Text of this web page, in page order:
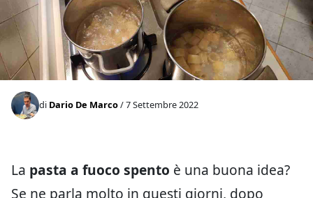
di Dario De Marco/ 7 Settembre 2022
La pasta a fuoco spento è una buona idea?
Se ne parla molto in questi giorni, dopo